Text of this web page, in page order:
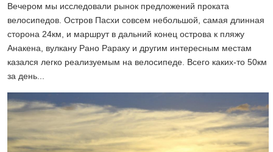
Вечером мы исследовали рынок предложений проката
велосипедов. Остров Пасхи совсем небольшой, самая длинная
сторона 24км, и маршрут в дальний конец острова к пляжу
Анакена, вулкану Рано Рараку и другим интересным местам
казался легко реализуемым на велосипеде. Всего каких-то 50км
за день...